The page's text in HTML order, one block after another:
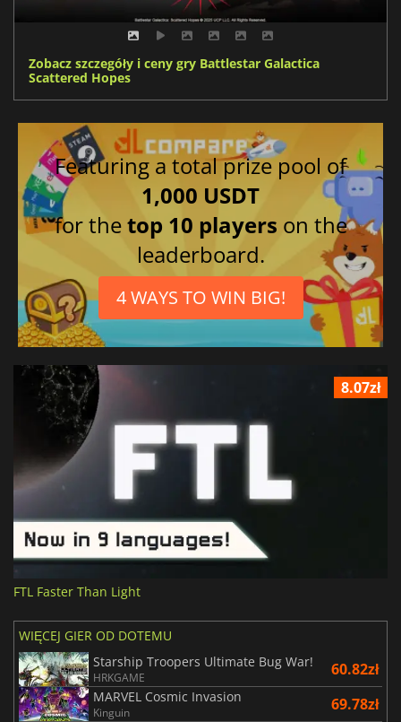
Zobacz szczegóły i ceny gry Battlestar Galactica
Scattered Hopes
Featuring a total prize pool of
1,000 USDT
for thetop 10 players on the
leaderboard.
4 WAYS TO WIN BIG!
8.07zł
FTL Faster Than Light
WIĘCEJ GIER OD DOTEMU
Starship Troopers Ultimate Bug War!
HRKGAME 60.82zł
MARVEL Cosmic Invasion
Kinguin 69.78zł